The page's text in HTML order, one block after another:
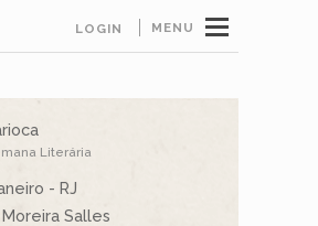
MENU
LOGIN
Literária
- RJ
Salles